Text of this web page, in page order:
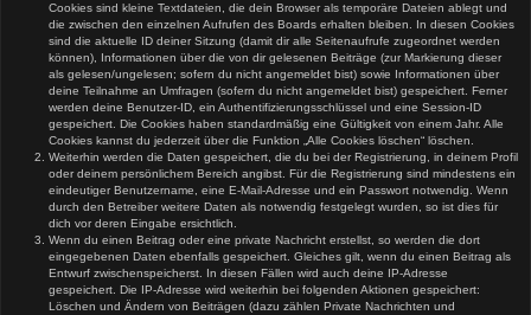
Cookies sind kleine Textdateien, die dein Browser als temporäre Dateien ablegt und
die zwischen den einzelnen Aufrufen des Boards erhalten bleiben. In diesen Cookies
sind die aktuelle ID deiner Sitzung (damit dir alle Seitenaufrufe zugeordnet werden
können), Informationen über die von dir gelesenen Beiträge (zur Markierung dieser
als gelesen/ungelesen; sofern du nicht angemeldet bist) sowie Informationen über
deine Teilnahme an Umfragen (sofern du nicht angemeldet bist) gespeichert. Ferner
werden deine Benutzer-ID, ein Authentifizierungsschlüssel und eine Session-ID
gespeichert. Die Cookies haben standardmäßig eine Gültigkeit von einem Jahr. Alle
Cookies kannst du jederzeit über die Funktion „Alle Cookies löschen“ löschen.
Weiterhin werden die Daten gespeichert, die du bei der Registrierung, in deinem Profil
oder deinem persönlichem Bereich angibst. Für die Registrierung sind mindestens ein
eindeutiger Benutzername, eine E-Mail-Adresse und ein Passwort notwendig. Wenn
durch den Betreiber weitere Daten als notwendig festgelegt wurden, so ist dies für
dich vor deren Eingabe ersichtlich.
Wenn du einen Beitrag oder eine private Nachricht erstellst, so werden die dort
eingegebenen Daten ebenfalls gespeichert. Gleiches gilt, wenn du einen Beitrag als
Entwurf zwischenspeicherst. In diesen Fällen wird auch deine IP-Adresse
gespeichert. Die IP-Adresse wird weiterhin bei folgenden Aktionen gespeichert:
Löschen und Ändern von Beiträgen (dazu zählen Private Nachrichten und